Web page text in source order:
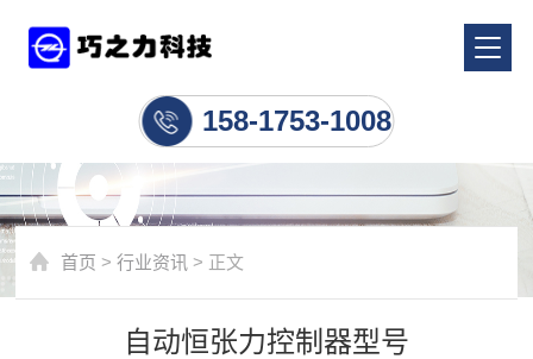
158-1753-1008
首页 >行业资讯 > 正文
自动恒张力控制器型号